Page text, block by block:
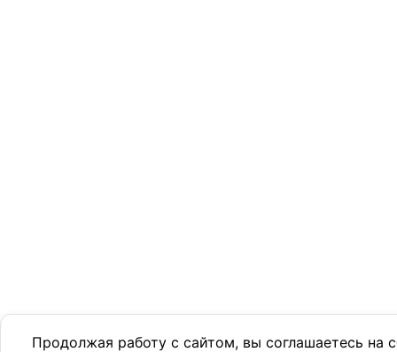
Продолжая работу с сайтом, вы соглашаетесь на